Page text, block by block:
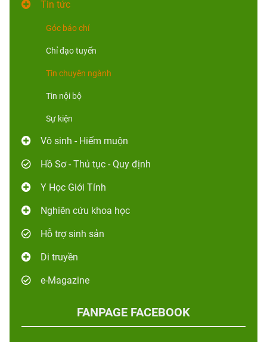
Tin tức
Góc báo chí
Chỉ đạo tuyến
Tin chuyên ngành
Tin nội bộ
Sự kiện
Vô sinh - Hiếm muộn
Hồ Sơ - Thủ tục - Quy định
Y Học Giới Tính
Nghiên cứu khoa học
Hỗ trợ sinh sản
Di truyền
e-Magazine
FANPAGE FACEBOOK